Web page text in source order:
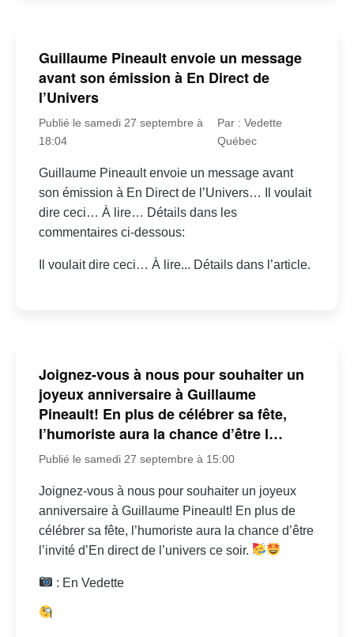
Guillaume Pineault envoie un message
avant son émission à En Direct de
l’Univers
Publié le samedi 27 septembre à
18:04
Par : Vedette
Québec
Guillaume Pineault envoie un message avant
son émission à En Direct de l’Univers… Il voulait
dire ceci… À lire… Détails dans les
commentaires ci-dessous:
Il voulait dire ceci… À lire... Détails dans l’article.
Joignez-vous à nous pour souhaiter un
joyeux anniversaire à Guillaume
Pineault! En plus de célébrer sa fête,
l’humoriste aura la chance d’être l…
Publié le samedi 27 septembre à 15:00
Joignez-vous à nous pour souhaiter un joyeux
anniversaire à Guillaume Pineault! En plus de
célébrer sa fête, l’humoriste aura la chance d’être
l’invité d’En direct de l’univers ce soir.
: En Vedette